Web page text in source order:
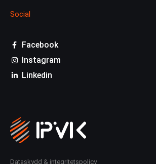
Social
Facebook
Instagram
Linkedin
Dataskydd & integritetspolicy